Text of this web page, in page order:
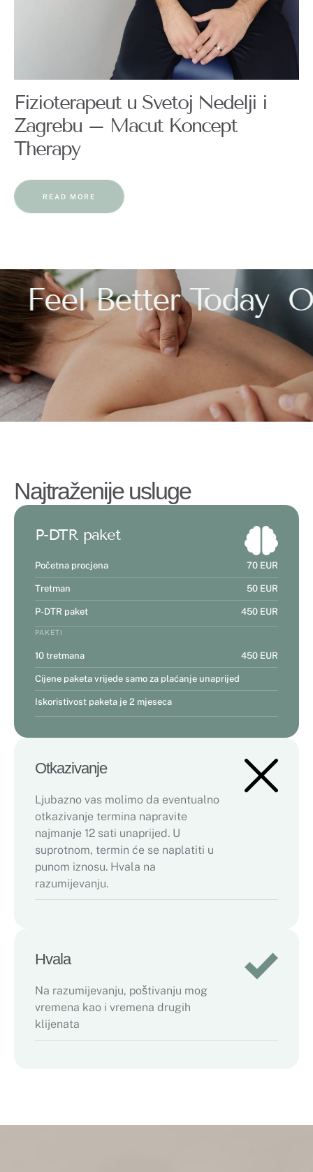
Fizioterapeut u Svetoj Nedelji i
Zagrebu – Macut Koncept
Therapy
READ MORE
Feel Better Today
Najtraženije usluge
P-DTR paket
Početna procjena 70 EUR
Tretman 50 EUR
P-DTR paket 450 EUR
PAKETI
10 tretmana 450 EUR
Cijene paketa vrijede samo za plaćanje unaprijed
Iskoristivost paketa je 2 mjeseca
Otkazivanje
Ljubazno vas molimo da eventualno
otkazivanje termina napravite
najmanje 12 sati unaprijed. U
suprotnom, termin će se naplatiti u
punom iznosu. Hvala na
razumijevanju.
Hvala
Na razumijevanju, poštivanju mog
vremena kao i vremena drugih
klijenata